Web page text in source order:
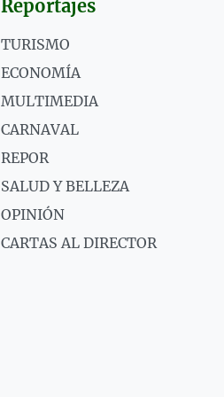
Reportajes
TURISMO
ECONOMÍA
MULTIMEDIA
CARNAVAL
REPOR
SALUD Y BELLEZA
OPINIÓN
CARTAS AL DIRECTOR